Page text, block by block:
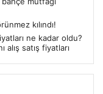
kılındı!
ne kadar oldu?
alış satış fiyatları